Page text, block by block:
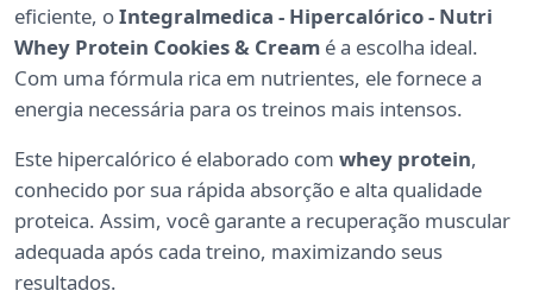
eficiente, oIntegralmedica - Hipercalórico - Nutri
Whey Protein Cookies & Cream é a escolha ideal.
Com uma fórmula rica em nutrientes, ele fornece a
energia necessária para os treinos mais intensos.
Este hipercalórico é elaborado com whey protein,
conhecido por sua rápida absorção e alta qualidade
proteica. Assim, você garante a recuperação muscular
adequada após cada treino, maximizando seus
resultados.